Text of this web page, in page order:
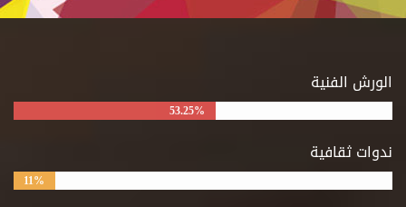
الورش الفنية
53.25%
ندوات ثقافية
11%